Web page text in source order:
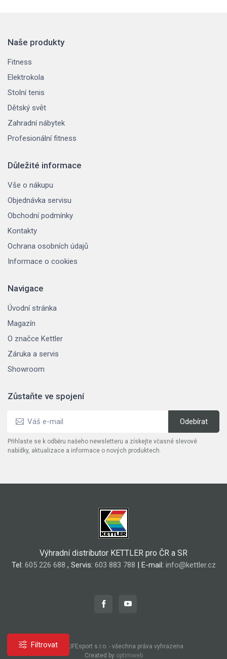
Filtrovat
Naše produkty
Fitness
Elektrokola
Stolní tenis
Dětský svět
Zahradní nábytek
Profesionální fitness
Důležité informace
Vše o nákupu
Objednávka servisu
Obchodní podmínky
Kontakty
Ochrana osobních údajů
Informace o cookies
Navigace
Úvodní stránka
Magazín
O značce Kettler
Záruka a servis
Showroom
Zůstaňte ve spojení
Přihlaste se k odběru našeho newsletteru a získejte včasné slevové
nabídky, aktualizace a informace o nových produktech.
Výhradní distributor KETTLER pro ČR a SR
Tel: 605 226 688 , Servis: 603 883 788 | E-mail: info@kettler.cz
© 2026, LIFEsport s.r.o. - všechna práva vyhrazena
Created by optimweb